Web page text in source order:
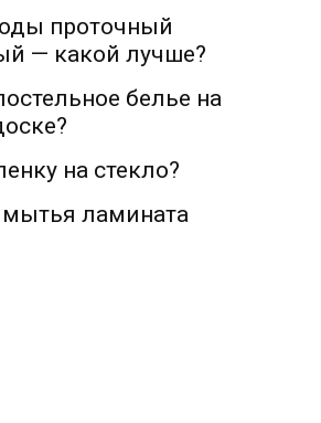
проточный
— какой лучше?
белье на
на стекло?
ламината